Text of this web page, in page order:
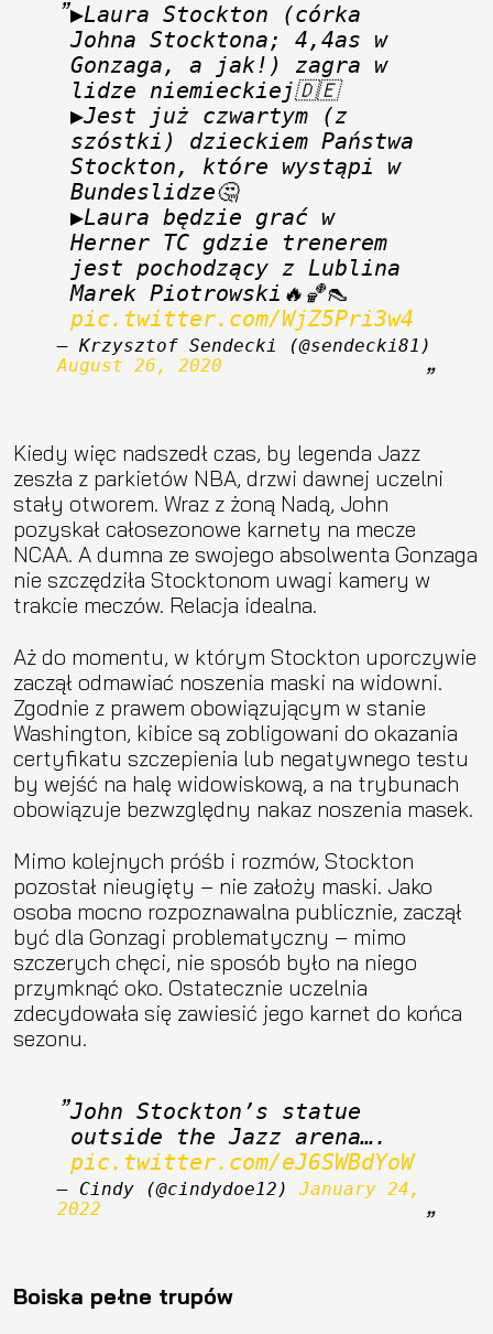
▶️Laura Stockton (córka
Johna Stocktona; 4,4as w
Gonzaga, a jak!) zagra w
lidze niemieckiej🇩🇪
▶️Jest już czwartym (z
szóstki) dzieckiem Państwa
Stockton, które wystąpi w
Bundeslidze🤔
▶️Laura będzie grać w
Herner TC gdzie trenerem
jest pochodzący z Lublina
pic.twitter.com/WjZ5Pri3w4
August 26, 2020
Kiedy więc nadszedł czas, by legenda Jazz
zeszła z parkietów NBA, drzwi dawnej uczelni
stały otworem. Wraz z żoną Nadą, John
pozyskał całosezonowe karnety na mecze
NCAA. A dumna ze swojego absolwenta Gonzaga
nie szczędziła Stocktonom uwagi kamery w
trakcie meczów. Relacja idealna.
Aż do momentu, w którym Stockton uporczywie
zaczął odmawiać noszenia maski na widowni.
Zgodnie z prawem obowiązującym w stanie
Washington, kibice są zobligowani do okazania
certyfikatu szczepienia lub negatywnego testu
by wejść na halę widowiskową, a na trybunach
obowiązuje bezwzględny nakaz noszenia masek.
Mimo kolejnych próśb i rozmów, Stockton
pozostał nieugięty – nie założy maski. Jako
osoba mocno rozpoznawalna publicznie, zaczął
być dla Gonzagi problematyczny – mimo
szczerych chęci, nie sposób było na niego
przymknąć oko. Ostatecznie uczelnia
zdecydowała się zawiesić jego karnet do końca
sezonu.
John Stockton’s statue
pic.twitter.com/eJ6SWBdYoW
— Cindy (@cindydoe12) January 24,
2022
Boiska pełne trupów